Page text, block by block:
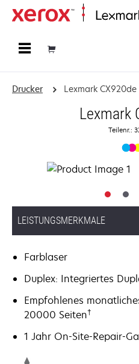
Drucker Lexmark CX920de
Lexmark
Teilenr.:
LEISTUNGSMERKMALE
Farblaser
Duplex: Integriertes
Empfohlenes
20000 Seiten†
1 Jahr On-Site-Repair-